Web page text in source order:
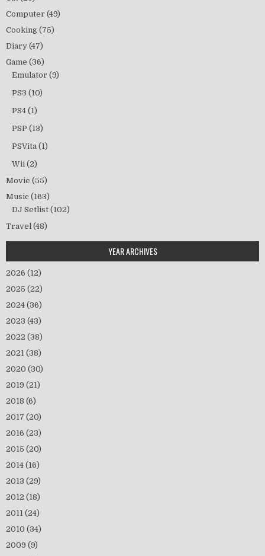
Computer (49)
Cooking (75)
Diary (47)
Game (36)
Emulator (9)
PS3 (10)
PS4 (1)
PSP (13)
PSVita (1)
Wii (2)
Movie (55)
Music (163)
DJ Setlist (102)
Travel (48)
YEAR ARCHIVES
2026 (12)
2025 (22)
2024 (36)
2023 (43)
2022 (38)
2021 (38)
2020 (30)
2019 (21)
2018 (6)
2017 (20)
2016 (23)
2015 (20)
2014 (16)
2013 (29)
2012 (18)
2011 (24)
2010 (34)
2009 (9)